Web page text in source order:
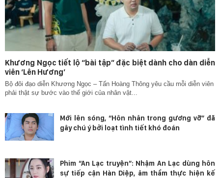
Khương Ngọc tiết lộ “bài tập” đặc biệt dành cho dàn diễn
viên ‘Lên Hương’
Bộ đôi đạo diễn Khương Ngọc – Tấn Hoàng Thông yêu cầu mỗi diễn viên
phải thật sự bước vào thế giới của nhân vật...
Mới lên sóng, “Hôn nhân trong gương vỡ” đã
gây chú ý bởi loạt tình tiết khó đoán
Phim “An Lạc truyện”: Nhậm An Lạc dùng hôn
sự tiếp cận Hàn Diệp, âm thầm thực hiện kế